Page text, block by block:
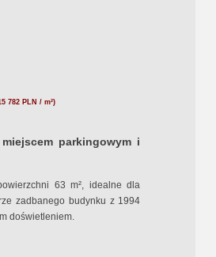
782 PLN / m²)
parkingowym i
63 m², idealne dla
zadbanego budynku z 1994
doświetleniem.